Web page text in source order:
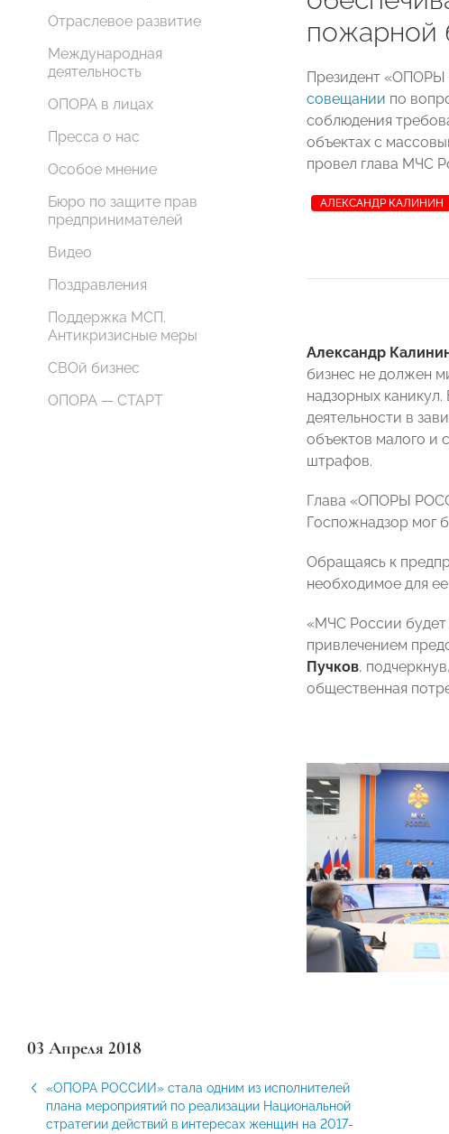
Отраслевое развитие
Международная
деятельность
ОПОРА в лицах
Пресса о нас
Особое мнение
Бюро по защите прав
предпринимателей
Видео
Поздравления
Поддержка МСП.
Антикризисные меры
СВОй бизнес
ОПОРА — СТАРТ
пожарной
Президент
совещании по
соблюдения
объектах с
провел глава МЧС
АЛЕКСАНДР КАЛИНИН
Александр
бизнес не должен
надзорных
деятельности в
объектов малого и
штрафов.
Глава «ОПОРЫ
Госпожнадзор мог
Обращаясь к
необходимое для
«МЧС России будет
привлечением
Пучков,
общественная
03 Апреля 2018
«ОПОРА РОССИИ» стала одним из исполнителей
плана мероприятий по реализации Национальной
стратегии действий в интересах женщин на 2017-